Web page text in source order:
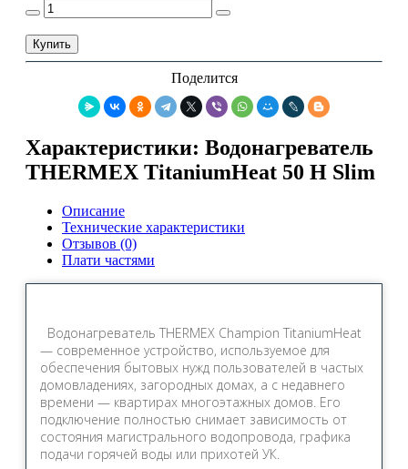
Купить
Поделится
Характеристики: Водонагреватель
THERMEX TitaniumHeat 50 H Slim
Описание
Технические характеристики
Отзывов (0)
Плати частями
Водонагреватель THERMEX Champion TitaniumHeat
— современное устройство, используемое для
обеспечения бытовых нужд пользователей в частых
домовладениях, загородных домах, а с недавнего
времени — квартирах многоэтажных домов. Его
подключение полностью снимает зависимость от
состояния магистрального водопровода, графика
подачи горячей воды или прихотей УК.